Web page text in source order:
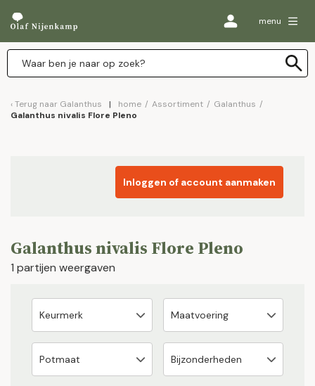
menu
Terug naar Galanthus home / Assortiment / Galanthus /
Galanthus nivalis Flore Pleno
Inloggen of account aanmaken
Galanthus nivalis Flore Pleno
1 partijen weergaven